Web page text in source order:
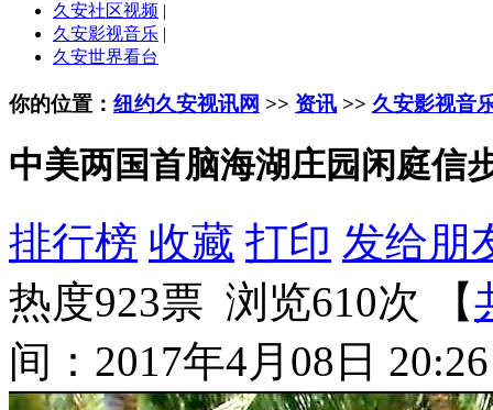
久安社区视频 |
久安影视音乐 |
久安世界看台
你的位置： 纽约久安视讯网 >> 资讯 >> 久安影视音
中美两国首脑海湖庄园闲庭信
排行榜 收藏 打印 发给朋
热度923票 浏览610次 【
间：2017年4月08日 20:26